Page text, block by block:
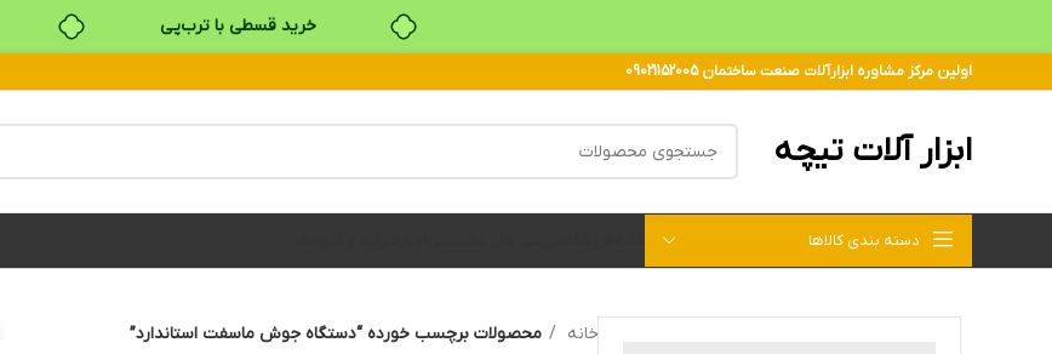
خرید قسطی با ترب‌پی
اولین مرکز مشاوره ابزارآلات صنعت ساختمان 09021152005
ابزار آلات تیچه
دسته بندی کالاها
خانه محصولات برچسب خورده “دستگاه جوش ماسفت استاندارد”